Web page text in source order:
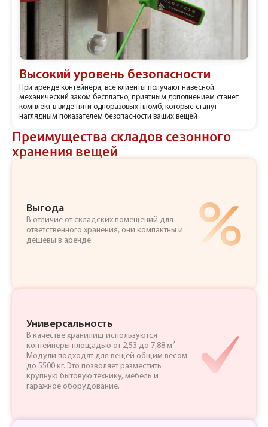
Высокий уровень безопасности
При аренде контейнера, все клиенты получают навесной
механический заком бесплатно, приятным дополнением станет
комплект в виде пяти одноразовых пломб, которые станут
наглядным показателем безопасности ваших вещей
Преимущества складов сезонного
хранения вещей
Выгода
В отличие от складских помещений для
ответственного хранения, они компактны и
дешевы в аренде.
Универсальность
В качестве хранилищ используются
контейнеры площадью от 2,53 до 7,88 м².
Модули подходят для вещей общим весом
до 5500 кг. Это позволяет разместить
крупную бытовую технику, мебель и
гаражное оборудование.